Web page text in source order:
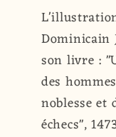
Dominicain
son livre :
des
noblesse et
échecs",